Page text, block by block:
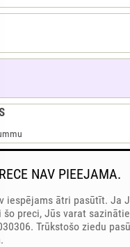
NAV PIEEJAMA.
iespējams ātri pasūtīt. Ja
preci, Jūs varat
Trūkstošo ziedu